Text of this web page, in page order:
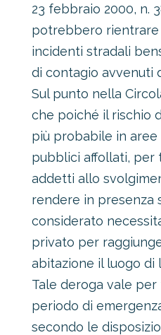
23 febbraio 2000, n.
potrebbero rientrare
incidenti stradali
di contagio avvenuti
Sul punto nella
che poiché il rischio
più probabile in aree
pubblici affollati, per
addetti allo
rendere in presenza
considerato
privato per
abitazione il luogo di
Tale deroga vale
periodo di
secondo le